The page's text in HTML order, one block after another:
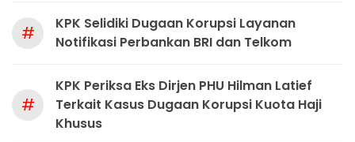
#
KPK Selidiki Dugaan Korupsi Layanan
Notifikasi Perbankan BRI dan Telkom
#
KPK Periksa Eks Dirjen PHU Hilman Latief
Terkait Kasus Dugaan Korupsi Kuota Haji
Khusus